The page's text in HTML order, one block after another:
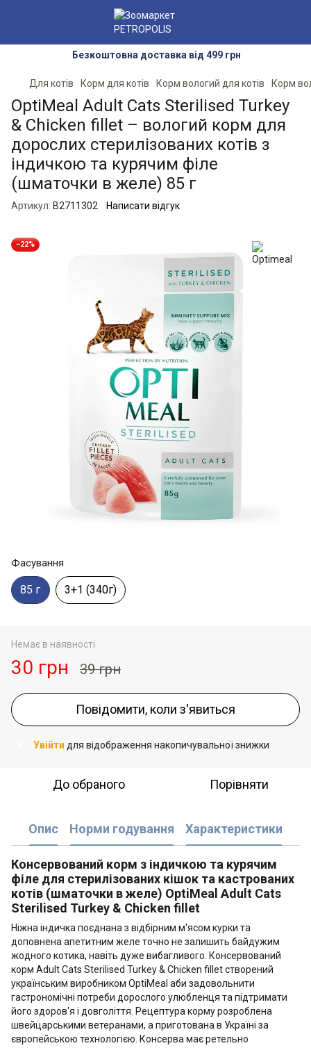
Безкоштовна доставка від 499 грн
Для котів Корм для котів Корм вологий для котів Корм
OptiMeal Adult Cats Sterilised Turkey
& Chicken fillet – вологий корм для
дорослих стерилізованих котів з
індичкою та курячим філе
(шматочки в желе) 85 г
Артикул: B2711302 Написати відгук
−22%
Фасування
85 г 3+1 (340г)
Немає в наявності
30 грн 39 грн
Повідомити, коли з'явиться
Увійти для відображення накопичувальної знижки
До обраного Порівняти
Опис Норми годування Характеристики
Консервований корм з індичкою та курячим
філе для стерилізованих кішок та кастрованих
котів (шматочки в желе) OptiMeal Adult Cats
Sterilised Turkey & Chicken fillet
Ніжна індичка поєднана з відбірним м'ясом курки та
доповнена апетитним желе точно не залишить байдужим
жодного котика, навіть дуже вибагливого. Консервований
корм Adult Cats Sterilised Turkey & Chicken fillet створений
українським виробником OptiMeal аби задовольнити
гастрономічні потреби дорослого улюбленця та підтримати
його здоров'я і довголіття. Рецептура корму розроблена
швейцарськими ветеранами, а приготована в Україні за
європейською технологією. Консерва має ретельно